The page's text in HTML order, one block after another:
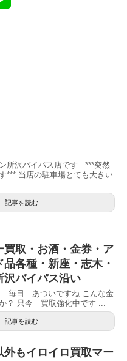
所沢バイパス店です ***突然
*** 当店の駐車場とても大きい
記事を読む
買取・お酒・金券・ア
各種・新座・志木・
沢バイパス沿い
毎日 あついですね こんな金
？ 只今 買取強化中です ...
記事を読む
もイロイロ買取マー